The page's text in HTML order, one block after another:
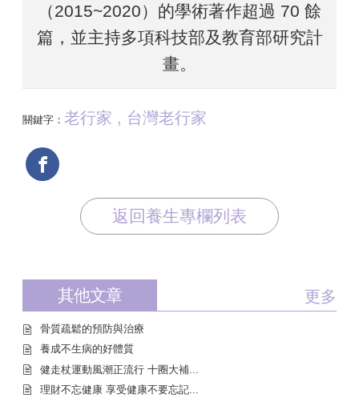
（2015~2020）的學術著作超過 70 餘
篇，並主持多項科技部及教育部研究計
畫。
關鍵字： 老行家 , 台灣老行家
返回養生專欄列表
其他文章 更多
骨質疏鬆的預防與治療
養成不生病的好體質
健走杖運動風潮正流行 十圈大補...
理財不忘健康 享受健康不要忘記...